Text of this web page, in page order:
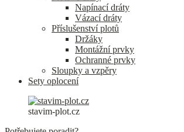
Napínací dráty
Vázací dráty
Příslušenství plotů
Držáky
Montážní prvky
Ochranné prvky
Sloupky a vzpěry
Sety oplocení
stavim-plot.cz